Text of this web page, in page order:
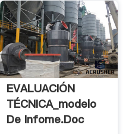
EVALUACIÓN
TÉCNICA_modelo
De Infome.doc